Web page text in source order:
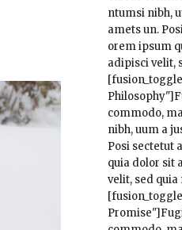
ntumsi nibh,
amets un.
orem ipsum
adipisci velit,
commodo,
nibh, uum a
Posi sectetut
quia dolor sit
velit, sed